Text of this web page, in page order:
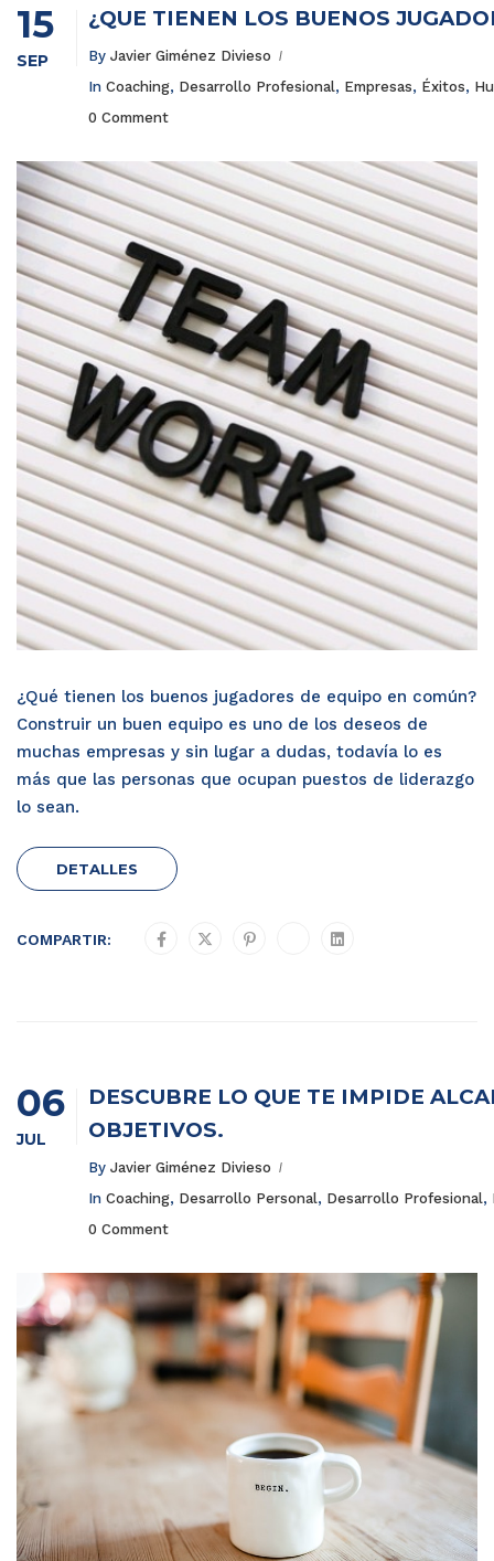
15
SEP
¿QUÉ TIENEN LOS BUENOS
By Javier Giménez Divieso
In Coaching, Desarrollo Profesional, Empresas, Éxitos,
0 Comment
¿Qué tienen los buenos jugadores de equipo en común?
Construir un buen equipo es uno de los deseos de
muchas empresas y sin lugar a dudas, todavía lo es
más que las personas que ocupan puestos de liderazgo
lo sean.
DETALLES
COMPARTIR:
06
JUL
DESCUBRE LO QUE TE IMPIDE
OBJETIVOS.
By Javier Giménez Divieso
In Coaching, Desarrollo Personal, Desarrollo Profesional,
0 Comment